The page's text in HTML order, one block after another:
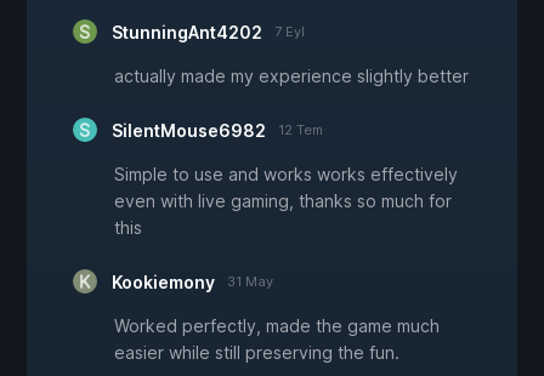
StunningAnt4202 7 Eyl
actually made my experience slightly better
SilentMouse6982 12 Tem
Simple to use and works works effectively
even with live gaming, thanks so much for
this
Kookiemony 31 May
Worked perfectly, made the game much
easier while still preserving the fun.